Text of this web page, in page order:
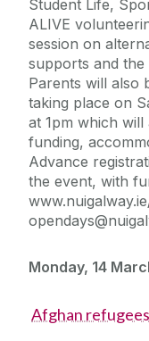
Student Life,
ALIVE
session on
supports and the
Parents will also
taking place on
at 1pm which will
funding,
Advance
the event, with
Monday, 14
Afghan